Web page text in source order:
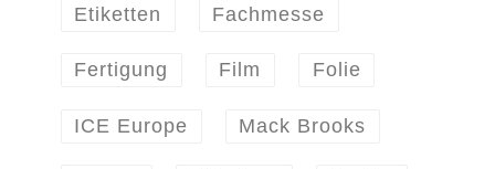
Etiketten Fachmesse
Fertigung Film Folie
ICE Europe Mack Brooks